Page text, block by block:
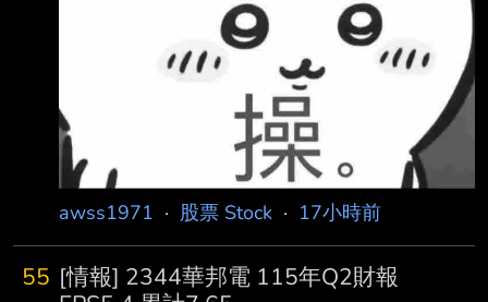
以新台幣3萬元至50萬元違約金，情節嚴
awss1971 · 股票 Stock · 17小時前
55 [情報] 2344華邦電 115年Q2財報